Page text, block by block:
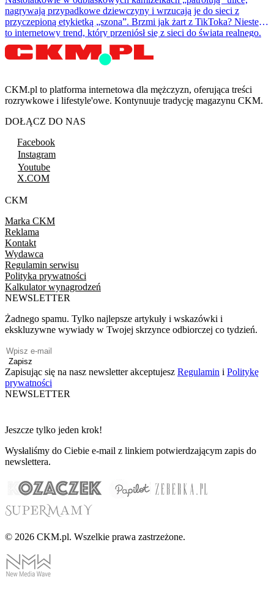
nagrywają przypadkowe dziewczyny i wrzucają je do sieci z
przyczepioną etykietką „szona”. Brzmi jak żart z TikToka? Niestety
to internetowy trend, który przeniósł się z sieci do świata realnego.
CKM.pl to platforma internetowa dla mężczyzn, oferująca treści
rozrywkowe i lifestyle'owe. Kontynuuje tradycję magazynu CKM.
DOŁĄCZ DO NAS
Facebook
Instagram
Youtube
X.COM
CKM
Marka CKM
Reklama
Kontakt
Wydawca
Regulamin serwisu
Polityka prywatności
Kalkulator wynagrodzeń
NEWSLETTER
Żadnego spamu. Tylko najlepsze artykuły i wskazówki i
ekskluzywne wywiady w Twojej skrzynce odbiorczej co tydzień.
Zapisz
Zapisując się na nasz newsletter akceptujesz Regulamin i Politykę
prywatności
NEWSLETTER
Jeszcze tylko jeden krok!
Wysłaliśmy do Ciebie e-mail z linkiem potwierdzającym zapis do
newslettera.
© 2026 CKM.pl. Wszelkie prawa zastrzeżone.